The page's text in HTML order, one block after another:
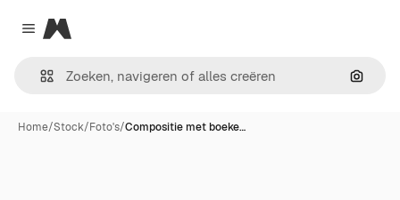
Close menu
Magnific
Home/Stock/Foto's/Compositie met boeke…